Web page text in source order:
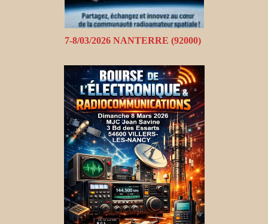
7-8/03/2026 NANTERRE (92000)